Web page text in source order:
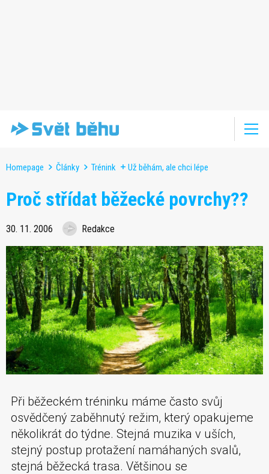
Homepage Články Trénink Už běhám, ale chci lépe
Proč střídat běžecké povrchy??
30. 11. 2006 Redakce
Při běžeckém tréninku máme často svůj
osvědčený zaběhnutý režim, který opakujeme
několikrát do týdne. Stejná muzika v uších,
stejný postup protažení namáhaných svalů,
stejná běžecká trasa. Většinou se